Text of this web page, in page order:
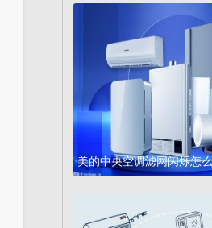
美的中央空调滤网闪烁怎